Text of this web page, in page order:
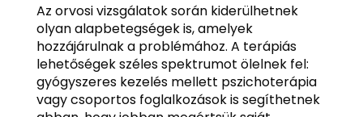
Az orvosi vizsgálatok során kiderülhetnek
olyan alapbetegségek is, amelyek
hozzájárulnak a problémához. A terápiás
lehetőségek széles spektrumot ölelnek fel:
gyógyszeres kezelés mellett pszichoterápia
vagy csoportos foglalkozások is segíthetnek